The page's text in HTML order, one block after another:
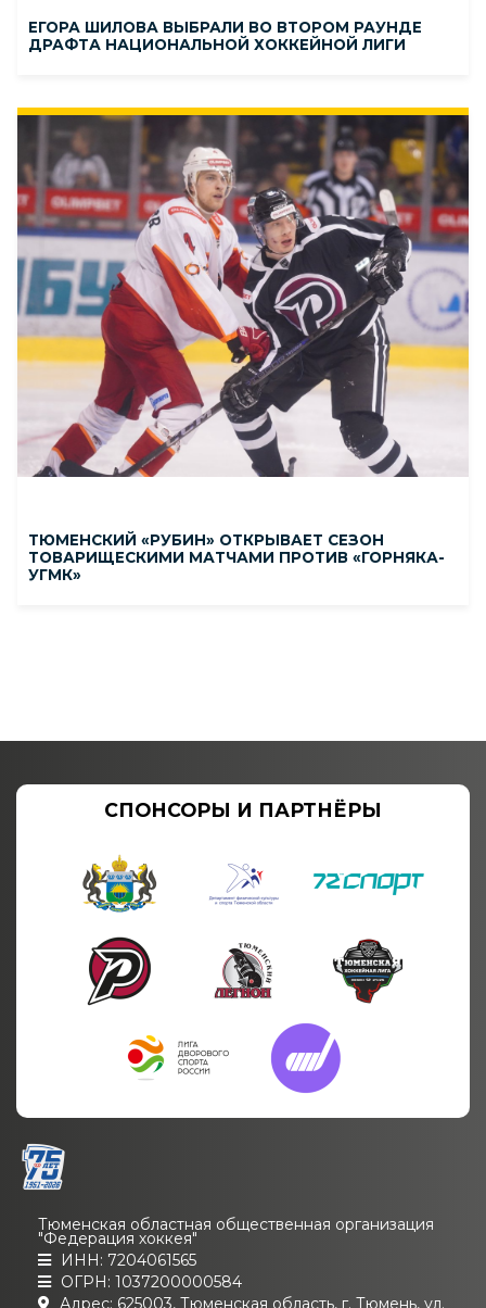
ЕГОРА ШИЛОВА ВЫБРАЛИ ВО ВТОРОМ РАУНДЕ
ДРАФТА НАЦИОНАЛЬНОЙ ХОККЕЙНОЙ ЛИГИ
ТЮМЕНСКИЙ «РУБИН» ОТКРЫВАЕТ СЕЗОН
ТОВАРИЩЕСКИМИ МАТЧАМИ ПРОТИВ «ГОРНЯКА-
УГМК»
СПОНСОРЫ И ПАРТНЁРЫ
Тюменская областная общественная организация
"Федерация хоккея"
ИНН: 7204061565
ОГРН: 1037200000584
Адрес: 625003, Тюменская область, г. Тюмень, ул.